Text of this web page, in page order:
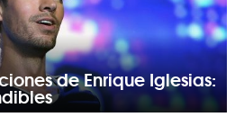
de Enrique Iglesias: